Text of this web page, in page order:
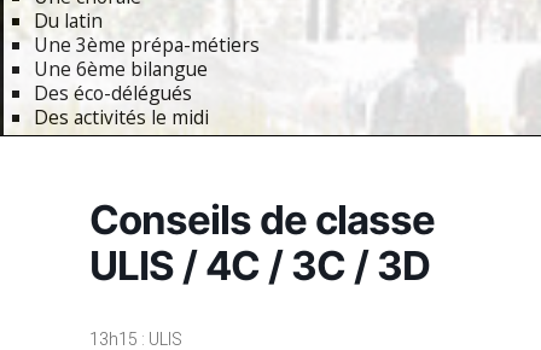
Du latin
Une 3ème prépa-métiers
Une 6ème bilangue
Des éco-délégués
Des activités le midi
Conseils de classe
ULIS / 4C / 3C / 3D
13h15 : ULIS